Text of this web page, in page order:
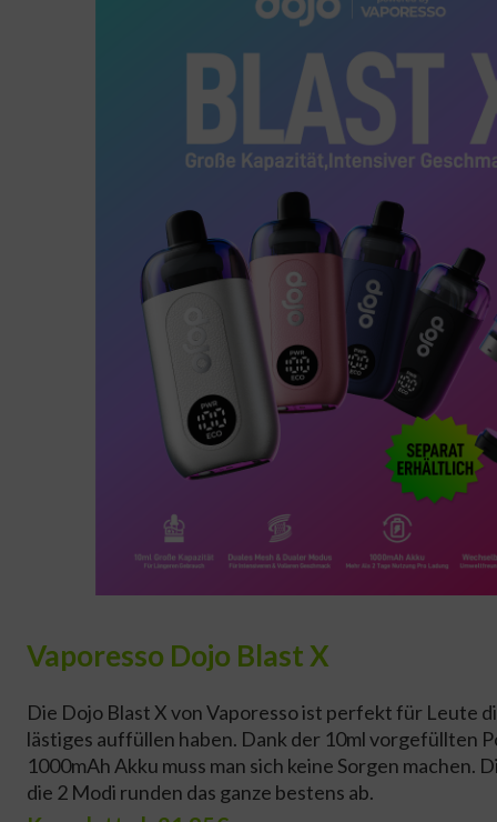
Vaporesso Dojo Blast X
Die Dojo Blast X von Vaporesso ist perfekt für Leute
lästiges auffüllen haben. Dank der 10ml vorgefüllten
1000mAh Akku muss man sich keine Sorgen machen.
die 2 Modi runden das ganze bestens ab.